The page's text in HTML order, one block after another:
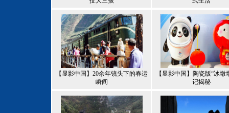
【显影中国】20余年镜头下的春运
瞬间
【显影中国】陶瓷版“冰墩
记揭秘